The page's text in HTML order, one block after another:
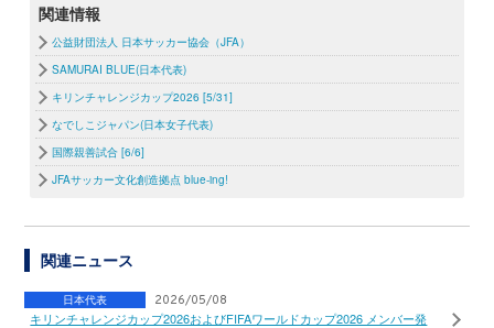
関連情報
公益財団法人 日本サッカー協会（JFA）
SAMURAI BLUE(日本代表)
キリンチャレンジカップ2026 [5/31]
なでしこジャパン(日本女子代表)
国際親善試合 [6/6]
JFAサッカー文化創造拠点 blue-ing!
関連ニュース
日本代表 2026/05/08
キリンチャレンジカップ2026およびFIFAワールドカップ2026 メンバー発